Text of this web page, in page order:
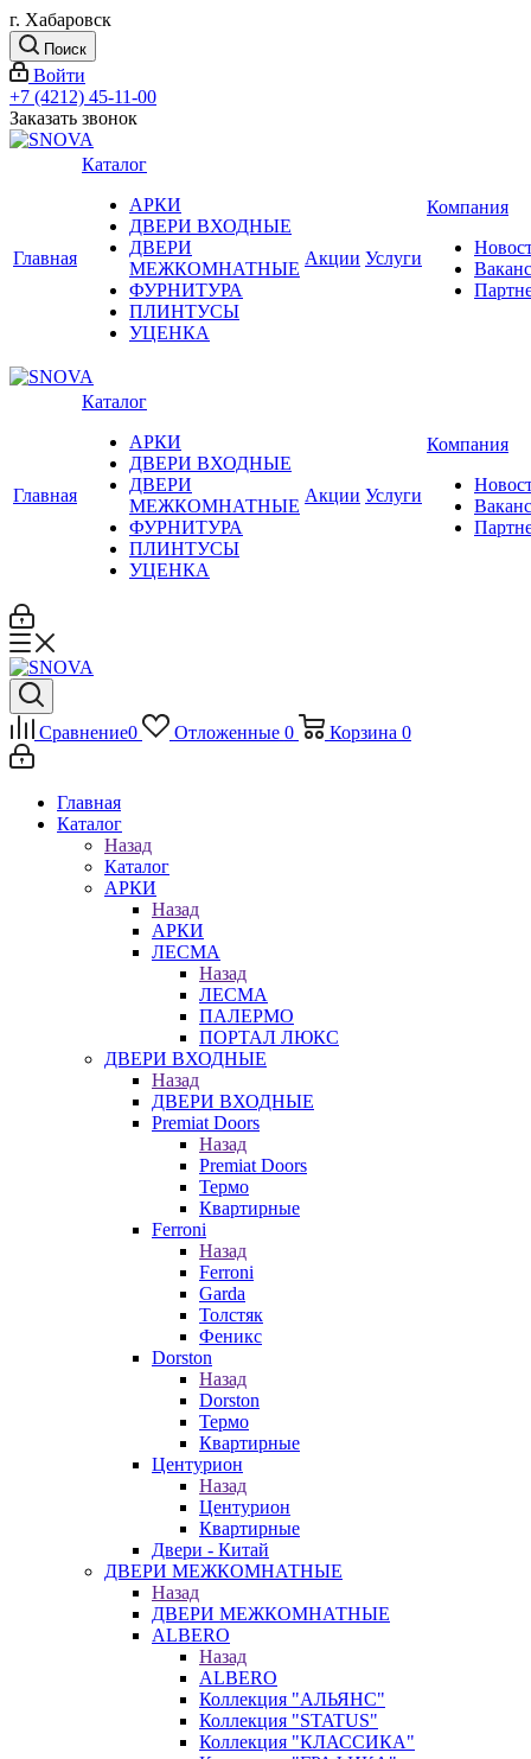
г. Хабаровск
Поиск
Войти
+7 (4212) 45-11-00
Заказать звонок
Главная
Каталог
АРКИ
ДВЕРИ ВХОДНЫЕ
ДВЕРИ
МЕЖКОМНАТНЫЕ
ФУРНИТУРА
ПЛИНТУСЫ
УЦЕНКА
Акции Услуги
Компания
Главная
Каталог
АРКИ
ДВЕРИ ВХОДНЫЕ
ДВЕРИ
МЕЖКОМНАТНЫЕ
ФУРНИТУРА
ПЛИНТУСЫ
УЦЕНКА
Акции Услуги
Компания
Сравнение0 Отложенные 0 Корзина 0
Главная
Каталог
Назад
Каталог
АРКИ
Назад
АРКИ
ЛЕСМА
Назад
ЛЕСМА
ПАЛЕРМО
ПОРТАЛ ЛЮКС
ДВЕРИ ВХОДНЫЕ
Назад
ДВЕРИ ВХОДНЫЕ
Premiat Doors
Назад
Premiat Doors
Термо
Квартирные
Ferroni
Назад
Ferroni
Garda
Толстяк
Феникс
Dorston
Назад
Dorston
Термо
Квартирные
Центурион
Назад
Центурион
Квартирные
Двери - Китай
ДВЕРИ МЕЖКОМНАТНЫЕ
Назад
ДВЕРИ МЕЖКОМНАТНЫЕ
ALBERO
Назад
ALBERO
Коллекция "АЛЬЯНС"
Коллекция "STATUS"
Коллекция "КЛАССИКА"